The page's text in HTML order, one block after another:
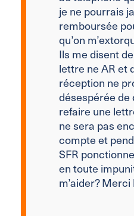
je ne pourrais
remboursée
qu’on
Ils me disent
lettre ne AR et
réception ne
désespérée de
refaire une
ne sera pas
compte et
SFR
en toute
m’aider?